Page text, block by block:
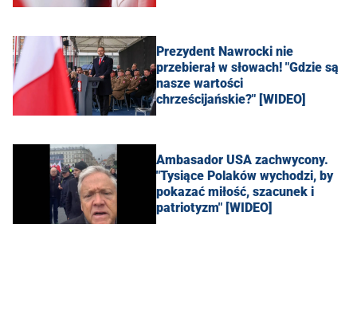
Prezydent Nawrocki nie
przebierał w słowach! "Gdzie są
nasze wartości
chrześcijańskie?" [WIDEO]
Ambasador USA zachwycony.
"Tysiące Polaków wychodzi, by
pokazać miłość, szacunek i
patriotyzm" [WIDEO]